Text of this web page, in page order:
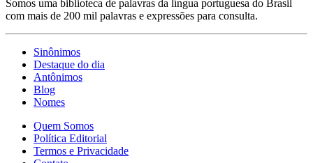
Somos uma biblioteca de palavras da língua portuguesa do Brasil
com mais de 200 mil palavras e expressões para consulta.
Sinônimos
Destaque do dia
Antônimos
Blog
Nomes
Quem Somos
Política Editorial
Termos e Privacidade